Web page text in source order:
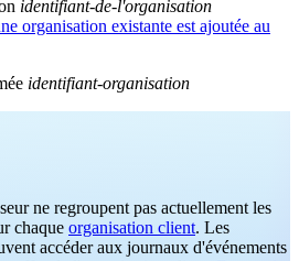
identifiant-de-l'organisation
organisation existante est ajoutée au
identifiant-organisation
ne regroupent pas actuellement les
chaque organisation client. Les
accéder aux journaux d'événements